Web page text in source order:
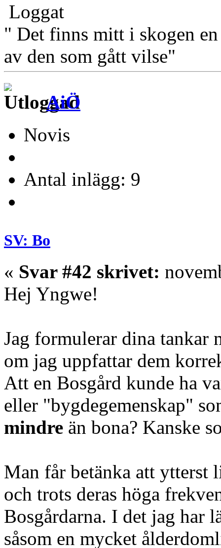
Loggat
" Det finns mitt i skogen
av den som gått vilse"
AiÖ
Novis
Antal inlägg: 9
SV: Bo
« Svar #42 skrivet:
Hej Yngwe!
Jag formulerar dina tankar
om jag uppfattar dem
Att en Bosgård kunde ha
eller "bygdegemenskap"
mindre än bona? Kanske
Man får betänka att ytterst
och trots deras höga
Bosgårdarna. I det jag har
såsom en mycket